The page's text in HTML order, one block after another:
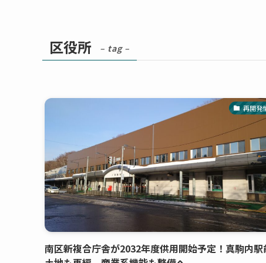
区役所 – tag –
再開発
南区新複合庁舎が2032年度供用開始予定！真駒内駅